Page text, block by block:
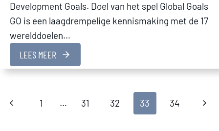
Development Goals. Doel van het spel Global Goals
GO is een laagdrempelige kennismaking met de 17
werelddoelen…
LEES MEER
Page
Previous1 … 31 32 33 34
Next